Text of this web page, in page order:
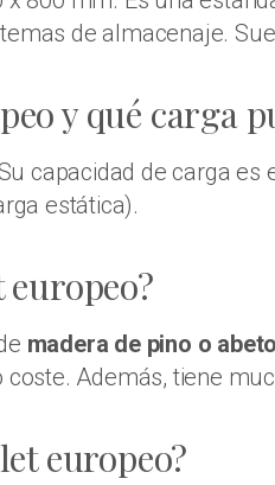
de almacenaje.
y qué carga
Su capacidad de carga es
estática).
europeo?
madera de pino o
Además, tiene
europeo?